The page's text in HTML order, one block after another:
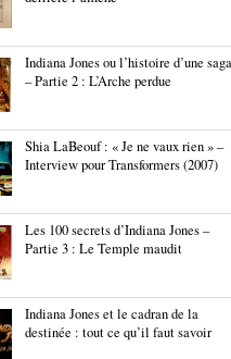
Indiana Jones ou l’histoire d’une saga
– Partie 2 : L’Arche perdue
Shia LaBeouf : « Je ne vaux rien » –
Interview pour Transformers (2007)
Les 100 secrets d’Indiana Jones –
Partie 3 : Le Temple maudit
Indiana Jones et le cadran de la
destinée : tout ce qu’il faut savoir